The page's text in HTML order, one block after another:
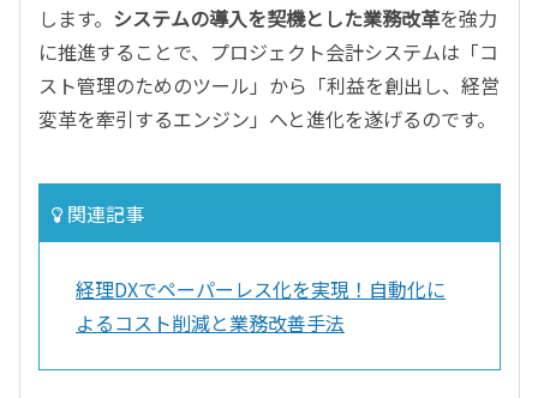
します。 システムの導入を契機とした業務改革を強力
に推進することで、プロジェクト会計システムは「コ
スト管理のためのツール」から「利益を創出し、経営
変革を牽引するエンジン」へと進化を遂げるのです。
関連記事
経理DXでペーパーレス化を実現！自動化に
よるコスト削減と業務改善手法